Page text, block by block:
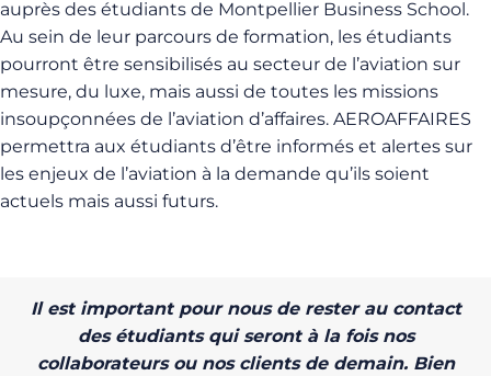
auprès des étudiants de Montpellier Business School.
Au sein de leur parcours de formation, les étudiants
pourront être sensibilisés au secteur de l’aviation sur
mesure, du luxe, mais aussi de toutes les missions
insoupçonnées de l’aviation d’affaires. AEROAFFAIRES
permettra aux étudiants d’être informés et alertes sur
les enjeux de l’aviation à la demande qu’ils soient
actuels mais aussi futurs.
Il est important pour nous de rester au contact
des étudiants qui seront à la fois nos
collaborateurs ou nos clients de demain. Bien